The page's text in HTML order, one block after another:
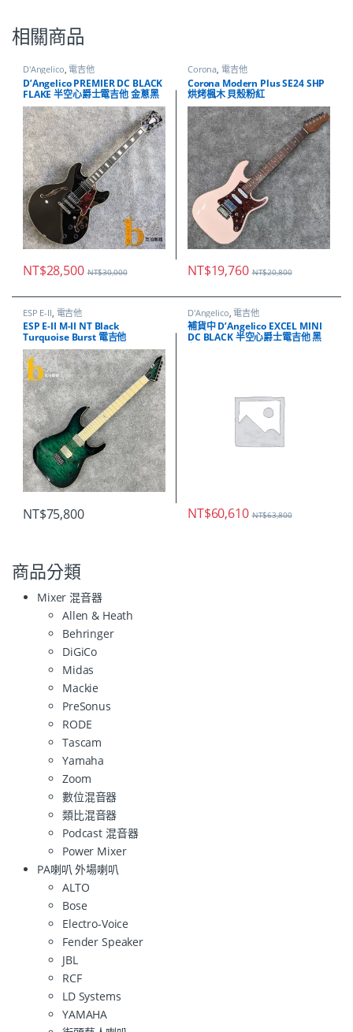
相關商品
D'Angelico 電吉他
D’Angelico PREMIER DC BLACK
FLAKE 半空心爵士電吉他 金蔥黑
NT$28,500 NT$30,000
Corona 電吉他
Corona Modern Plus SE24 SHP
烘烤楓木 貝殼粉紅
NT$19,760 NT$20,800
ESP E-II 電吉他
ESP E-II M-II NT Black
Turquoise Burst 電吉他
NT$75,800
D'Angelico 電吉他
補貨中 D’Angelico EXCEL MINI
DC BLACK 半空心爵士電吉他 黑
NT$60,610 NT$63,800
商品分類
Mixer 混音器
Allen & Heath
Behringer
DiGiCo
Midas
Mackie
PreSonus
RODE
Tascam
Yamaha
Zoom
數位混音器
類比混音器
Podcast 混音器
Power Mixer
PA喇叭 外場喇叭
ALTO
Bose
Electro-Voice
Fender Speaker
JBL
RCF
LD Systems
YAMAHA